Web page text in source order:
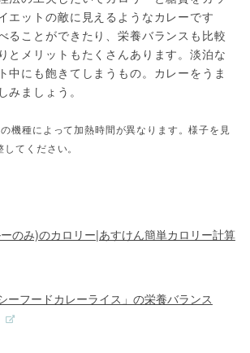
エットの敵に見えるようなカレーです
ることができたり、栄養バランスも比較
とメリットもたくさんあります。淡泊な
中にも飽きてしまうもの。カレーをうま
みましょう。
機種によって加熱時間が異なります。様子を見
てください。
のみ)のカロリー|あすけん簡単カロリー計算
ーフードカレーライス」の栄養バランス